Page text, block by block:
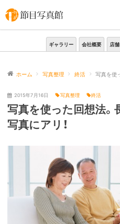
ギャラリー 会社概要 店舗
ホーム 写真整理 終活
2015年7月16日 写真整理 終活
写真を使った回想法。
写真にアリ！